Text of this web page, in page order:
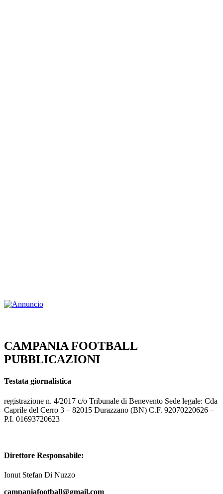
CAMPANIA FOOTBALL
PUBBLICAZIONI
Testata giornalistica
registrazione n. 4/2017 c/o Tribunale di Benevento Sede legale: Cda
Caprile del Cerro 3 – 82015 Durazzano (BN) C.F. 92070220626 –
P.I. 01693720623
Direttore Responsabile:
Ionut Stefan Di Nuzzo
campaniafootball@gmail.com